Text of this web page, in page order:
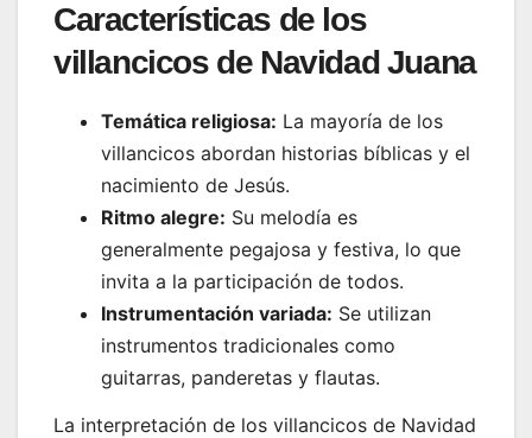
Características de los
villancicos de Navidad Juana
Temática religiosa: La mayoría de los
villancicos abordan historias bíblicas y el
nacimiento de Jesús.
Ritmo alegre: Su melodía es
generalmente pegajosa y festiva, lo que
invita a la participación de todos.
Instrumentación variada: Se utilizan
instrumentos tradicionales como
guitarras, panderetas y flautas.
La interpretación de los villancicos de Navidad